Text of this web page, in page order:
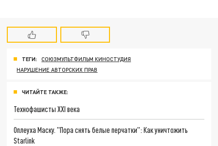
ТЕГИ:
СОЮЗМУЛЬТФИЛЬМ КИНОСТУДИЯ
НАРУШЕНИЕ АВТОРСКИХ ПРАВ
ЧИТАЙТЕ ТАКЖЕ:
Технофашисты XXI века
Оплеуха Маску. "Пора снять белые перчатки": Как уничтожить
Starlink